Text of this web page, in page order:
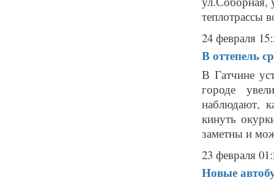
24 февраля
В оттепель
В Гатчине
городе
наблюдают,
кинуть
заметны и
23 февраля
Новые